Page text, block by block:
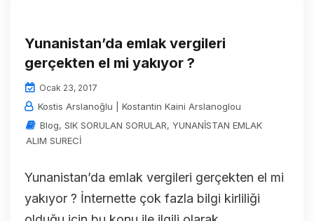
Yunanistan’da emlak vergileri
gerçekten el mi yakıyor ?
Ocak 23, 2017
Kostis Arslanoğlu | Kostantin Kaini Arslanoglou
Blog, SIK SORULAN SORULAR, YUNANİSTAN EMLAK
ALIM SURECİ
Yunanistan’da emlak vergileri gerçekten el mi
yakıyor ? İnternette çok fazla bilgi kirliliği